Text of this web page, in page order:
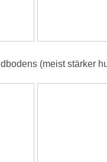
(meist stärker